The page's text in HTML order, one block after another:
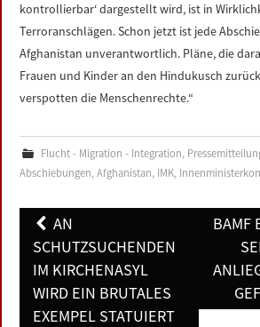
kontrollierbar‘ dargestellt wird, ist in
Terroranschlägen. Schon jetzt ist jede
Afghanistan unverantwortlich. Pläne, die
Frauen und Kinder an den Hindukusch
verspotten die Menschenrechte.“
Flucht - Migration - Integration,
Abschiebungen,Afghanistan, IMK,
Post
navigation
AN
SCHUTZSUCHENDEN
IM KIRCHENASYL
WIRD EIN BRUTALES
EXEMPEL STATUIERT
BAMF